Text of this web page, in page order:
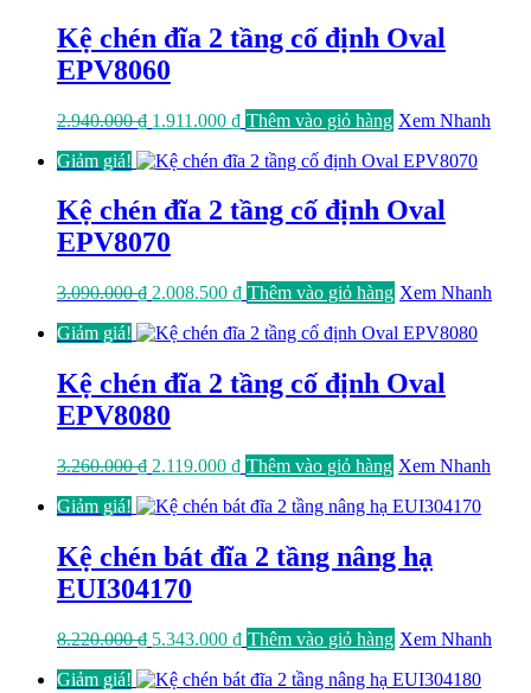
1.267.500 ₫.
Kệ chén đĩa 2 tầng cố định Oval
EPV8060
2.940.000₫ Giá
là:
1.911.000 ₫Giá
tại
1.911.000 ₫.
Thêm vào giỏ hàng Xem Nhanh
Giảm giá!
Kệ chén đĩa 2 tầng cố định Oval
EPV8070
3.090.000₫ Giá
là:
2.008.500 ₫Giá
tại
2.008.500 ₫.
Thêm vào giỏ hàng Xem Nhanh
Giảm giá!
Kệ chén đĩa 2 tầng cố định Oval
EPV8080
3.260.000₫ Giá
là:
2.119.000 ₫Giá
tại
2.119.000 ₫.
Thêm vào giỏ hàng Xem Nhanh
Giảm giá!
Kệ chén bát đĩa 2 tầng nâng hạ
EUI304170
8.220.000₫ Giá
là:
5.343.000 ₫Giá
tại
Thêm vào giỏ hàng Xem Nhanh
Giảm giá!